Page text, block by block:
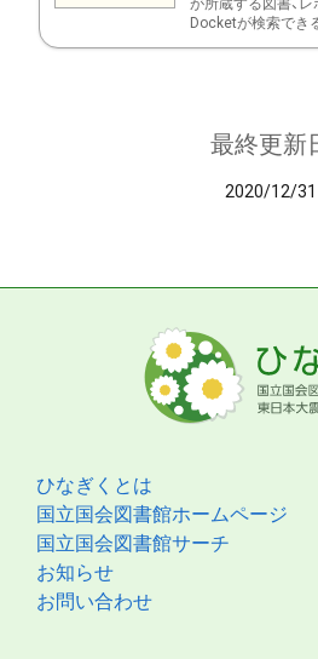
が所蔵する図書、レ
Docketが検索でき
最終更新
2020/12/31
ひなぎくとは
国立国会図書館ホームページ
国立国会図書館サーチ
お知らせ
お問い合わせ